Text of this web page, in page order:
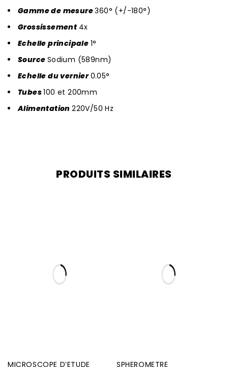
Gamme de mesure360° (+/-180°)
Grossissement 4x
Echelle principale 1°
Source Sodium (589nm)
Echelle du vernier0.05°
Tubes100 et 200mm
Alimentation220V/50 Hz
PRODUITS SIMILAIRES
MICROSCOPE D’ETUDE SPHEROMETRE